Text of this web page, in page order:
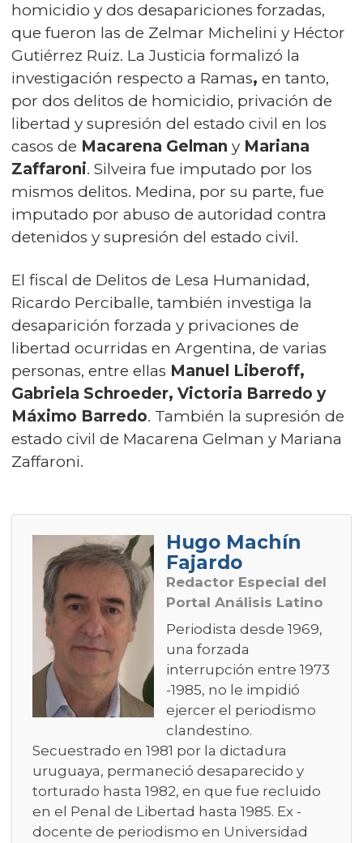
homicidio y dos desapariciones forzadas,
que fueron las de Zelmar Michelini y Héctor
Gutiérrez Ruiz. La Justicia formalizó la
investigación respecto a Ramas, en tanto,
por dos delitos de homicidio, privación de
libertad y supresión del estado civil en los
casos de Macarena Gelman y Mariana
Zaffaroni. Silveira fue imputado por los
mismos delitos. Medina, por su parte, fue
imputado por abuso de autoridad contra
detenidos y supresión del estado civil.
El fiscal de Delitos de Lesa Humanidad,
Ricardo Perciballe, también investiga la
desaparición forzada y privaciones de
libertad ocurridas en Argentina, de varias
personas, entre ellas Manuel Liberoff,
Gabriela Schroeder, Victoria Barredo y
Máximo Barredo. También la supresión de
estado civil de Macarena Gelman y Mariana
Zaffaroni.
Hugo Machín
Fajardo
Redactor Especial del
Portal Análisis Latino
Periodista desde 1969,
una forzada
interrupción entre 1973
-1985, no le impidió
ejercer el periodismo
clandestino.
Secuestrado en 1981 por la dictadura
uruguaya, permaneció desaparecido y
torturado hasta 1982, en que fue recluido
en el Penal de Libertad hasta 1985. Ex -
docente de periodismo en Universidad